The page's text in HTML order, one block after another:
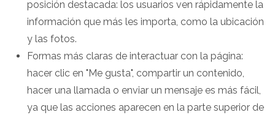
posición destacada: los usuarios ven rápidamente la
información que más les importa, como la ubicación
y las fotos.
Formas más claras de interactuar con la página:
hacer clic en "Me gusta", compartir un contenido,
hacer una llamada o enviar un mensaje es más fácil,
ya que las acciones aparecen en la parte superior de